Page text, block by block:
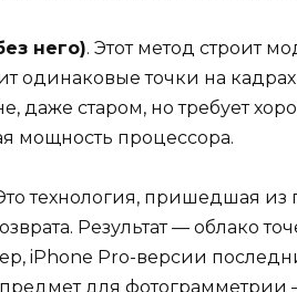
него). Этот метод строит
одинаковые точки на
даже старом, но требует
мощность процессора.
технология, пришедшая
Результат — облако
iPhone Pro-версии
для фотограмметрии